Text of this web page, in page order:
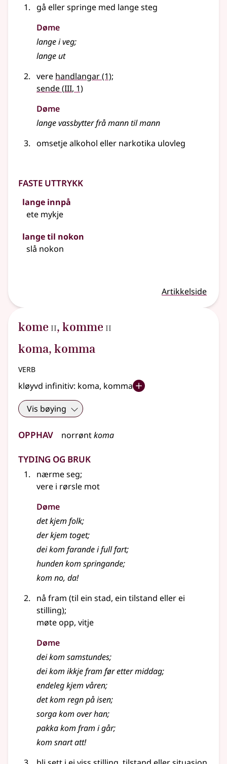
gå ellerspringe med lange steg
Døme
lange i veg;
lange ut
vere handlangar(1);
sende(3
III, 1)
Døme
lange vassbytter frå mann til mann
omsetje alkohol eller narkotika ulovleg
Faste uttrykk
lange innpå
ete mykje
lange til nokon
slå nokon
Artikkelside
kome 2
II, komme 2
II
koma, komma
verb
kløyvd infinitiv: koma, komma
Vis bøying
Opphav norrøntkoma
Tyding og bruk
nærme seg;
vere i rørsle mot
Døme
det kjem folk;
der kjem toget;
dei kom farande i full fart;
hunden kom springande;
kom no, da!
nå fram (til ein stad, ein tilstand eller ei
stilling);
møte opp, vitje
Døme
dei kom samstundes;
dei kom ikkje fram før etter middag;
endeleg kjem våren;
det kom regn på isen;
sorga kom over han;
pakka kom fram i går;
kom snart att!